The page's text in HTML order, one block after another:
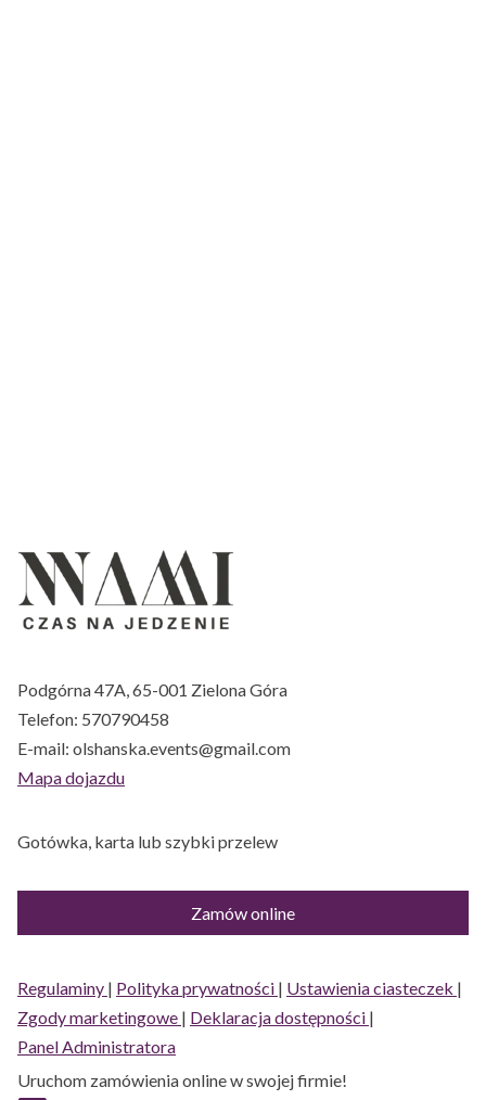
Podgórna 47A, 65-001 Zielona Góra
Telefon: 570790458
E-mail: olshanska.events@gmail.com
Mapa dojazdu
Gotówka, karta lub szybki przelew
Zamów online
Regulaminy | Polityka prywatności | Ustawienia ciasteczek |
Zgody marketingowe | Deklaracja dostępności |
Panel Administratora
Uruchom zamówienia online w swojej firmie!